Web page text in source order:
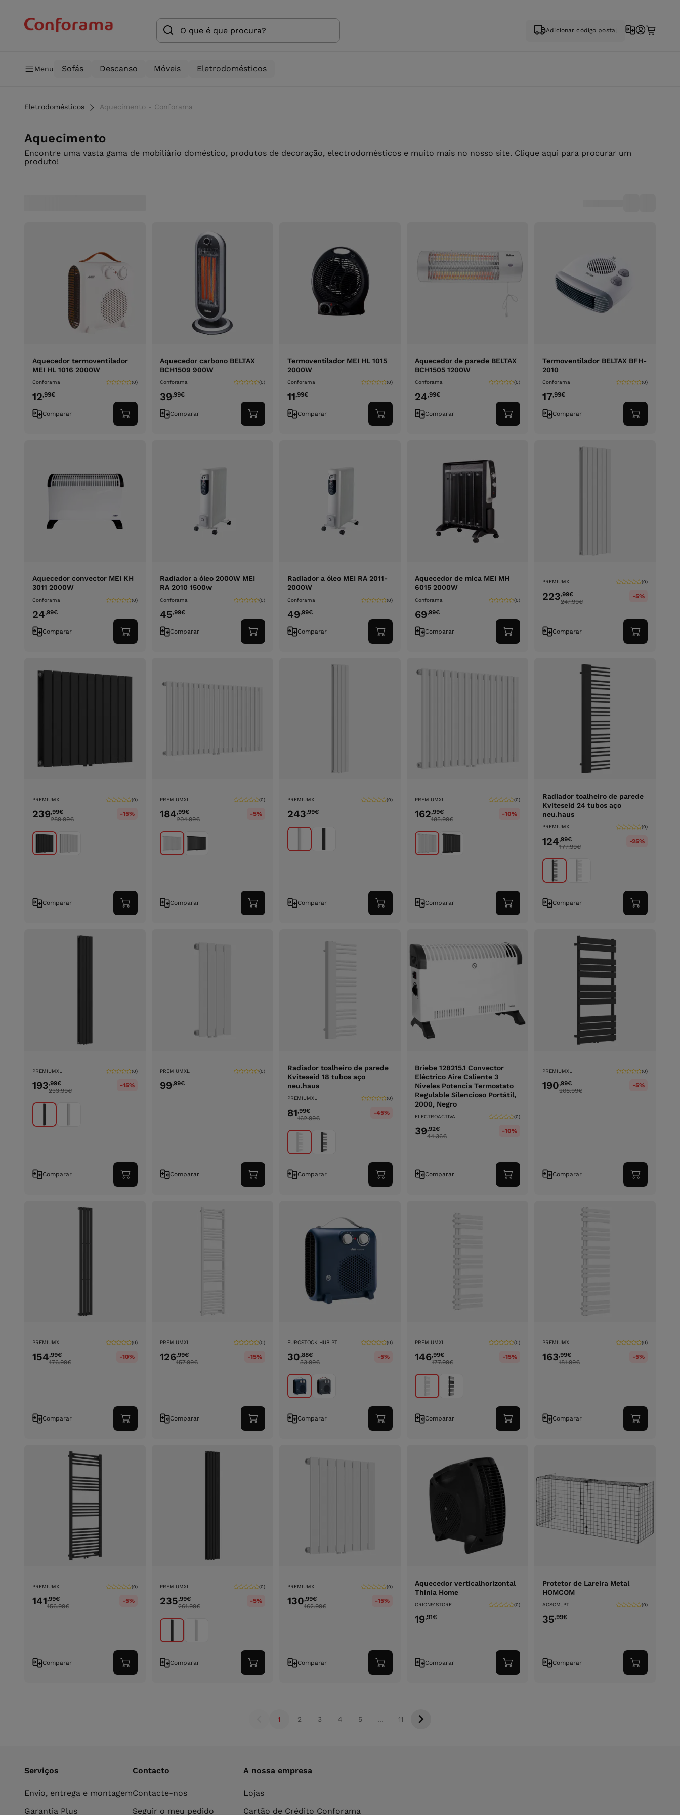
Adicionar código postal
Menu Sofás Descanso Móveis Eletrodomésticos
Eletrodomésticos Aquecimento - Conforama
Aquecimento
Encontre uma vasta gama de mobiliário doméstico, produtos de decoração, electrodomésticos e muito mais no nosso site. Clique aqui para procurar um
produto!
Aquecedor termoventilador
MEI HL 1016 2000W
Conforama (0)
12,99€
Comparar
Adicionar
ao
Aquecedor carbono BELTAX
BCH1509 900W
Conforama (0)
39,99€
Comparar
Adicionar
ao
Termoventilador MEI HL 1015
2000W
Conforama (0)
11,99€
Comparar
Adicionar
ao
Aquecedor de parede BELTAX
BCH1505 1200W
Conforama (0)
24,99€
Comparar
Adicionar
ao
Termoventilador BELTAX BFH-
2010
Conforama (0)
17,99€
Comparar
Adicionar
ao
Aquecedor convector MEI KH
3011 2000W
Conforama (0)
24,99€
Comparar
Adicionar
ao
Radiador a óleo 2000W MEI
RA 2010 1500w
Conforama (0)
45,99€
Comparar
Adicionar
ao
Radiador a óleo MEI RA 2011-
2000W
Conforama (0)
49,99€
Comparar
Adicionar
ao
Aquecedor de mica MEI MH
6015 2000W
Conforama (0)
69,99€
Comparar
Adicionar
ao
PREMIUMXL (0)
223,99€
247.99€
-5%
Comparar
Adicionar
ao
PREMIUMXL (0)
239,99€
289.99€
-15%
Comparar
Adicionar
ao
PREMIUMXL (0)
184,99€
204.99€
-5%
Comparar
Adicionar
ao
PREMIUMXL (0)
243,99€
Comparar
Adicionar
ao
PREMIUMXL (0)
162,99€
185.99€
-10%
Comparar
Adicionar
ao
Radiador toalheiro de parede
Kviteseid 24 tubos aço
neu.haus
PREMIUMXL (0)
124,99€
177.99€
-25%
Comparar
Adicionar
ao
PREMIUMXL (0)
193,99€
233.99€
-15%
Comparar
Adicionar
ao
PREMIUMXL (0)
99,99€
Comparar
Adicionar
ao
Radiador toalheiro de parede
Kviteseid 18 tubos aço
neu.haus
PREMIUMXL (0)
81,99€
162.99€
-45%
Comparar
Adicionar
ao
Briebe 128215.1 Convector
Eléctrico Aire Caliente 3
Niveles Potencia Termostato
Regulable Silencioso Portátil,
2000, Negro
ELECTROACTIVA (0)
39,92€
44.36€
-10%
Comparar
Adicionar
ao
PREMIUMXL (0)
190,99€
208.99€
-5%
Comparar
Adicionar
ao
PREMIUMXL (0)
154,99€
176.99€
-10%
Comparar
Adicionar
ao
PREMIUMXL (0)
126,99€
157.99€
-15%
Comparar
Adicionar
ao
EUROSTOCK HUB PT (0)
30,88€
33.99€
-5%
Comparar
Adicionar
ao
PREMIUMXL (0)
146,99€
177.99€
-15%
Comparar
Adicionar
ao
PREMIUMXL (0)
163,99€
181.99€
-5%
Comparar
Adicionar
ao
PREMIUMXL (0)
141,99€
156.99€
-5%
Comparar
Adicionar
ao
PREMIUMXL (0)
235,99€
261.99€
-5%
Comparar
Adicionar
ao
PREMIUMXL (0)
130,99€
162.99€
-15%
Comparar
Adicionar
ao
Aquecedor verticalhorizontal
Thinia Home
ORION91STORE (0)
19,91€
Comparar
Adicionar
ao
Protetor de Lareira Metal
HOMCOM
AOSOM_PT (0)
35,99€
Comparar
Adicionar
ao
1 2 3 4 5 ... 11
Serviços
Envio, entrega e montagem
Garantia Plus
Contacto
Contacte-nos
Seguir o meu pedido
A nossa empresa
Lojas
Cartão de Crédito Conforama